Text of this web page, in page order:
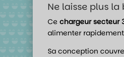
Ne laisse plus
Cechargeur secteur
alimenter
Sa conception